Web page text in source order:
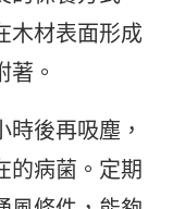
木材表面形成
。
後再吸塵，
的病菌。定期